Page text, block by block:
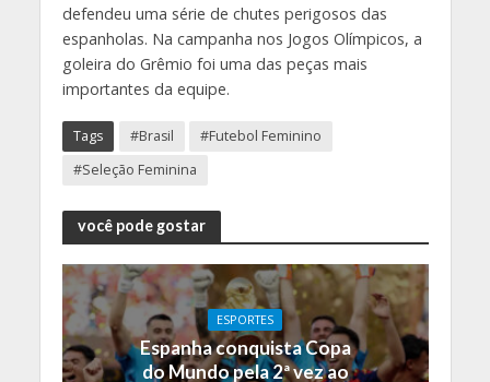
defendeu uma série de chutes perigosos das
espanholas. Na campanha nos Jogos Olímpicos, a
goleira do Grêmio foi uma das peças mais
importantes da equipe.
Tags #Brasil
#Futebol Feminino
#Seleção Feminina
você pode gostar
ESPORTES
Espanha conquista Copa
do Mundo pela 2ª vez ao